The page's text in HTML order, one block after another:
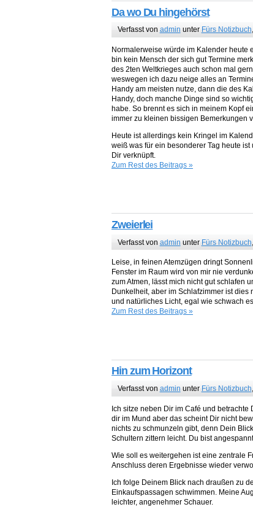
Da wo Du hingehörst
Verfasst von admin unter Fürs Notizbuch,
Normalerweise würde im Kalender heute
bin kein Mensch der sich gut Termine
des 2ten Weltkrieges auch schon mal
weswegen ich dazu neige alles an
Handy am meisten nutze, dann die des
Handy, doch manche Dinge sind so
habe. So brennt es sich in meinem Kopf
immer zu kleinen bissigen Bemerkungen
Heute ist allerdings kein Kringel im
weiß was für ein besonderer Tag heute
Dir verknüpft.
Zum Rest des Beitrags »
Zweierlei
Verfasst von admin unter Fürs Notizbuch
Leise, in feinen Atemzügen dringt
Fenster im Raum wird von mir nie
zum Atmen, lässt mich nicht gut schlafen
Dunkelheit, aber im Schlafzimmer ist
und natürliches Licht, egal wie schwach
Zum Rest des Beitrags »
Hin zum Horizont
Verfasst von admin unter Fürs Notizbuch,
Ich sitze neben Dir im Café und
dir im Mund aber das scheint Dir nicht
nichts zu schmunzeln gibt, denn Dein
Schultern zittern leicht. Du bist
Wie soll es weitergehen ist eine zentrale
Anschluss deren Ergebnisse wieder
Ich folge Deinem Blick nach draußen zu
Einkaufspassagen schwimmen. Meine
leichter, angenehmer Schauer.